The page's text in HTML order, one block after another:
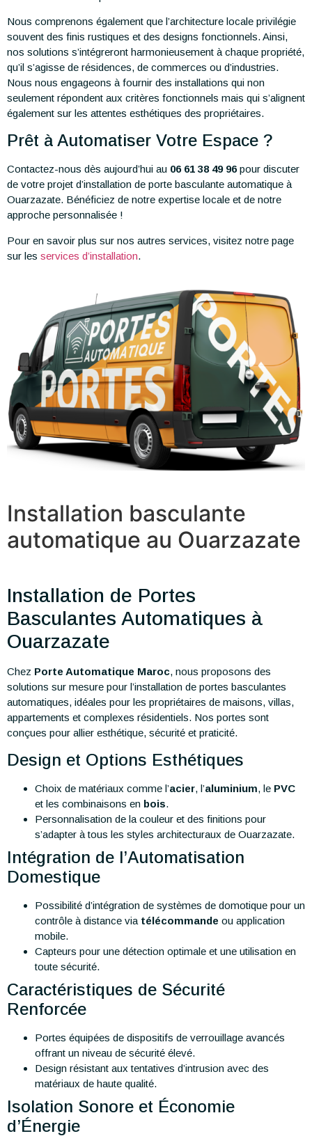
Nous comprenons également que l’architecture locale privilégie
souvent des finis rustiques et des designs fonctionnels. Ainsi,
nos solutions s’intégreront harmonieusement à chaque propriété,
qu’il s’agisse de résidences, de commerces ou d’industries.
Nous nous engageons à fournir des installations qui non
seulement répondent aux critères fonctionnels mais qui s’alignent
également sur les attentes esthétiques des propriétaires.
Prêt à Automatiser Votre Espace ?
Contactez-nous dès aujourd’hui au 06 61 38 49 96pour discuter
de votre projet d’installation de porte basculante automatique à
Ouarzazate. Bénéficiez de notre expertise locale et de notre
approche personnalisée !
Pour en savoir plus sur nos autres services, visitez notre page
sur les services d’installation.
Installation basculante
automatique au Ouarzazate
Installation de Portes
Basculantes Automatiques à
Ouarzazate
Chez Porte Automatique Maroc, nous proposons des
solutions sur mesure pour l’installation de portes basculantes
automatiques, idéales pour les propriétaires de maisons, villas,
appartements et complexes résidentiels. Nos portes sont
conçues pour allier esthétique, sécurité et praticité.
Design et Options Esthétiques
Choix de matériaux comme l’acier, l’aluminium, le PVC
et les combinaisons en bois.
Personnalisation de la couleur et des finitions pour
s’adapter à tous les styles architecturaux de Ouarzazate.
Intégration de l’Automatisation
Domestique
Possibilité d’intégration de systèmes de domotique pour un
contrôle à distance via télécommande ou application
mobile.
Capteurs pour une détection optimale et une utilisation en
toute sécurité.
Caractéristiques de Sécurité
Renforcée
Portes équipées de dispositifs de verrouillage avancés
offrant un niveau de sécurité élevé.
Design résistant aux tentatives d’intrusion avec des
matériaux de haute qualité.
Isolation Sonore et Économie
d’Énergie